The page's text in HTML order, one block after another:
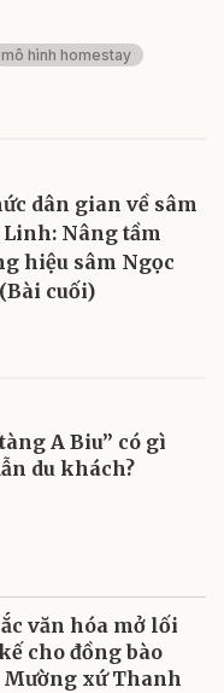
mô hình homestay
dân gian về sâm
Linh: Nâng tầm
hiệu sâm Ngọc
cuối)
A Biu” có gì
du khách?
văn hóa mở lối
cho đồng bào
Mường xứ Thanh